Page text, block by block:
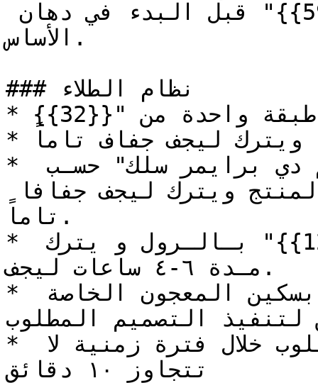
الأساس.
### نظام الطلاء
* طلاء طبقة واحدة من "{{32}}".
* طلاء طبقتين من "{{33}}" ويترك ليجف جفاف تاماً.
* طلاء طبقة أو طبقتين من "تايم دي برايمر سلك" حسـب
تاماً.
* طـلاء طبقـة واحـدة مـن "{{12}}" بـالـرول و يترك
مـدة ٦-٤ ساعات ليجف.
* طلاء طبقة ثانية من "{{12}} " بسكين المعجون الخاصة
لتنفيذ التصميم المطلوب
* يجب تنفيذ التصميم المطلوب خلال فترة زمنية لا
تتجاوز ١٠ دقائق